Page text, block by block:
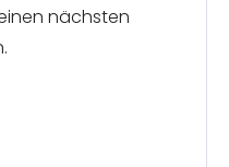
nächsten